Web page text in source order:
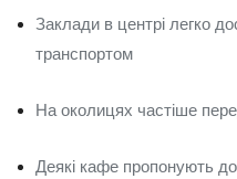
Заклади в центрі легко
транспортом
На околицях частіше
Деякі кафе пропонують